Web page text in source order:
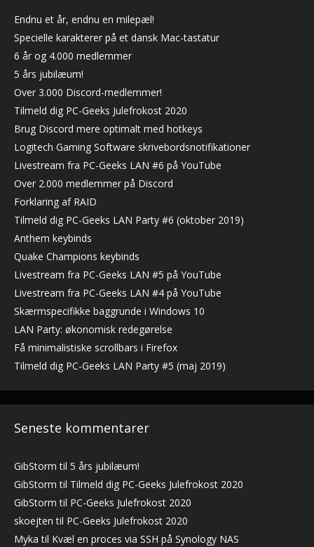
Endnu et år, endnu en milepæl!
Specielle karakterer på et dansk Mac-tastatur
6 år og 4.000 medlemmer
5 års jubilæum!
Over 3.000 Discord-medlemmer!
Tilmeld dig PC-Geeks Julefrokost 2020
Brug Discord mere optimalt med hotkeys
Logitech Gaming Software skrivebordsnotifikationer
Livestream fra PC-Geeks LAN #6 på YouTube
Over 2.000 medlemmer på Discord
Forklaring af RAID
Tilmeld dig PC-Geeks LAN Party #6 (oktober 2019)
Anthem keybinds
Quake Champions keybinds
Livestream fra PC-Geeks LAN #5 på YouTube
Livestream fra PC-Geeks LAN #4 på YouTube
Skærmspecifikke baggrunde i Windows 10
LAN Party: økonomisk redegørelse
Få minimalistiske scrollbars i Firefox
Tilmeld dig PC-Geeks LAN Party #5 (maj 2019)
Seneste kommentarer
GibStorm til 5 års jubilæum!
GibStorm til Tilmeld dig PC-Geeks Julefrokost 2020
GibStorm til PC-Geeks Julefrokost 2020
skoejten til PC-Geeks Julefrokost 2020
Myka til Kvæl en proces via SSH på Synology NAS